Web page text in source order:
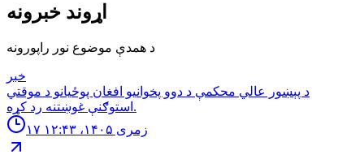
اړوند خبرونه
د همدې موضوع نور راپورونه
خبر
د پېښور عالي محکمې د دوو پخوانیو افغان پوځیانو د موقتي
استوګنې غوښتنه رد کړه.
۱۷ زمری ۱۴۰۵، ۱۲:۴۳